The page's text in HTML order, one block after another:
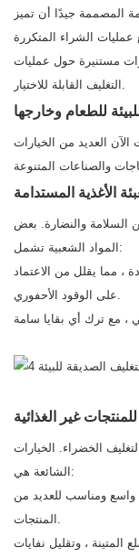
المصممة جيدًا أن تميز
مستنيرة حول عمليات
التغليف القابلة للاختيار.
للطعام وخارجها
العديد من الخيارات
الأغذية المستدامة
السلامة والنضارة. بعض
المواد الشعبية تشمل:
، مما يقلل من الاعتماد
على الوقود الأحفوري.
للمنتجات غير الغذائية
الخضراء. الخيارات
الشائعة هي:
واسع ومناسب للعديد من
المنتجات.
المتينة ، وتقليل نفايات